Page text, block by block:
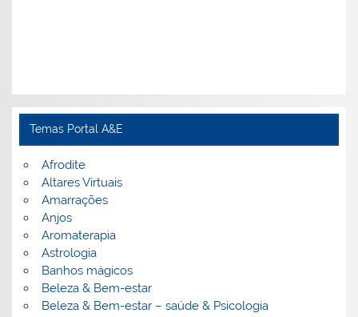
Temas Portal A&E
Afrodite
Altares Virtuais
Amarrações
Anjos
Aromaterapia
Astrologia
Banhos mágicos
Beleza & Bem-estar
Beleza & Bem-estar – saúde & Psicologia